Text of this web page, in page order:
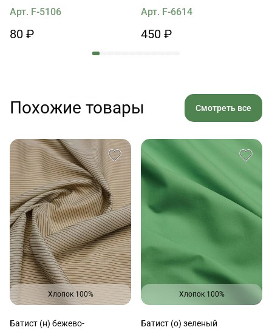
ободком
Арт. F-5106
80 ₽
Арт. F-6614
450 ₽
Похожие товары Смотреть все
Хлопок 100%
Батист (н) бежево-
Хлопок 100%
Батист (о) зеленый